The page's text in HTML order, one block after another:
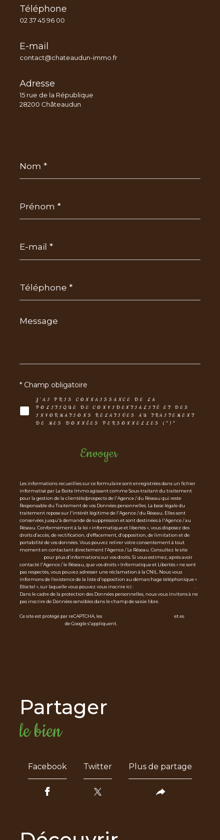
Téléphone
02 37 45 96 00
E-mail
contact@chateaudun-immo.fr
Adresse
15 rue de la République
28200 Châteaudun
*
*
mail
*
Message
*
J'AI PRIS CONNAISSANCE DE LA
POLITIQUE DE CONFIDENTIALITÉ ET DES
INFORMATIONS RELATIVES AU TRAITEMENT
DE MES DONNÉES PERSONNELLES (*)*
* Champ obligatoire
Envoyer
Les informations recueillies sur ce formulaire sont enregistrées dans un fichier
informatisé par La Boite Immo agissant comme Sous-traitant du traitement
pour la gestion de la clientèle/prospects de l'Agence / du Réseau qui reste
Responsable du Traitement de vos Données personnelles. La base légale du
traitement repose sur l'intérêt légitime de l'Agence / du Réseau. Elles sont
conservées jusqu'à demande de suppression et sont destinées à l'Agence / au
Réseau. Conformément à la loi « informatique et libertés », vous disposez des
droits d’accès, de rectification, d’effacement, d’opposition, de limitation et de
portabilité de vos données. Vous pouvez retirer votre consentement à tout
moment en contactant directement l’Agence / Le Réseau. Consultez le site
pour plus d’informations sur vos droits. Si vous estimez, après avoir
contacté l'Agence / le Réseau, que vos droits « Informatique et Libertés » ne sont
pas respectés, vous pouvez adresser une réclamation à la CNIL. Nous vous
informons de l’existence de la liste d'opposition au démarchage téléphonique «
Bloctel », sur laquelle vous pouvez vous inscrire ici :
Dans le cadre de la protection des Données personnelles, nous vous invitons à ne
pas inscrire de Données sensibles dans le champ de saisie libre.
Ce site est protégé par reCAPTCHA, les et es
de Google s'appliquent.
partager
le bien
Facebook Twitter Plus de partage